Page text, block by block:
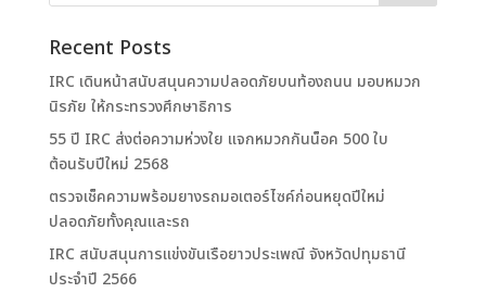
Recent Posts
IRC เดินหน้าสนับสนุนความปลอดภัยบนท้องถนน มอบหมวก
นิรภัย ให้กระทรวงศึกษาธิการ
55 ปี IRC ส่งต่อความห่วงใย แจกหมวกกันน็อค 500 ใบ
ต้อนรับปีใหม่ 2568
ตรวจเช็คความพร้อมยางรถมอเตอร์ไซค์ก่อนหยุดปีใหม่
ปลอดภัยทั้งคุณและรถ
IRC สนับสนุนการแข่งขันเรือยาวประเพณี จังหวัดปทุมธานี
ประจำปี 2566